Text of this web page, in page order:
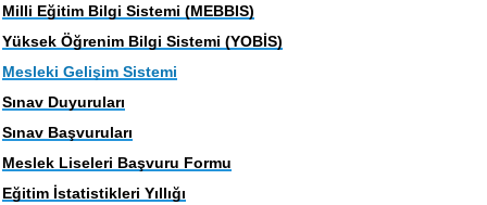
Milli Eğitim Bilgi Sistemi (MEBBIS)
Yüksek Öğrenim Bilgi Sistemi (YOBİS)
Mesleki Gelişim Sistemi
Sınav Duyuruları
Sınav Başvuruları
Meslek Liseleri Başvuru Formu
Eğitim İstatistikleri Yıllığı